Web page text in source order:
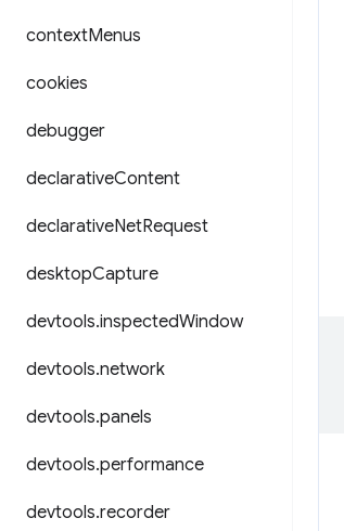
contextMenus
cookies
debugger
declarativeContent
declarativeNetRequest
desktopCapture
devtools.inspectedWindow
devtools.network
devtools.panels
devtools.performance
devtools.recorder